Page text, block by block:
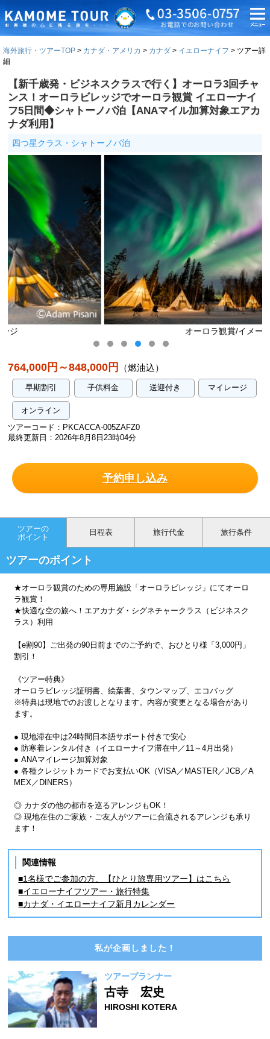
海外旅行・ツアーTOP カナダ・アメリカ カナダ イエローナイフ
ツアー詳
細
【新千歳発・ビジネスクラスで行く】オーロラ3回チャ
ンス！オーロラビレッジでオーロラ観賞 イエローナイ
フ5日間◆シャトーノバ泊【ANAマイル加算対象エアカ
ナダ利用】
四つ星クラス・シャトーノバ泊
オーロラ観賞/イメージ
764,000円～848,000円 （燃油込）
早期割引 子供料金 送迎付き マイレージ
オンライン
ツアーコード：PKCACCA-005ZAFZ0
最終更新日：2026年8月8日23時04分
予約申し込み
ツアーの
ポイント
日程表 旅行代金 旅行条件
ツアーのポイント
★オーロラ観賞のための専用施設「オーロラビレッジ」にてオーロ
ラ観賞！
★快適な空の旅へ！エアカナダ・シグネチャークラス（ビジネスク
ラス）利用
【e割90】ご出発の90日前までのご予約で、おひとり様「3,000円」
割引！
《ツアー特典》
オーロラビレッジ証明書、絵葉書、タウンマップ、エコバッグ
※特典は現地でのお渡しとなります。内容が変更となる場合があり
ます。
● 現地滞在中は24時間日本語サポート付きで安心
● 防寒着レンタル付き（イエローナイフ滞在中／11～4月出発）
● ANAマイレージ加算対象
● 各種クレジットカードでお支払いOK（VISA／MASTER／JCB／A
MEX／DINERS）
◎ カナダの他の都市を巡るアレンジもOK！
◎ 現地在住のご家族・ご友人がツアーに合流されるアレンジも承り
ます！
関連情報
■1名様でご参加の方、【ひとり旅専用ツアー】はこちら
■イエローナイフツアー・旅行特集
■カナダ・イエローナイフ新月カレンダー
私が企画しました！
ツアープランナー
古寺 宏史
HIROSHI KOTERA